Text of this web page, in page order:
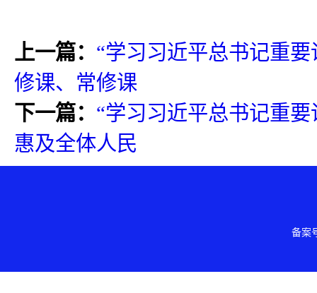
上一篇： “学习习近平总书记重
修课、常修课
下一篇： “学习习近平总书记重
惠及全体人民
备案